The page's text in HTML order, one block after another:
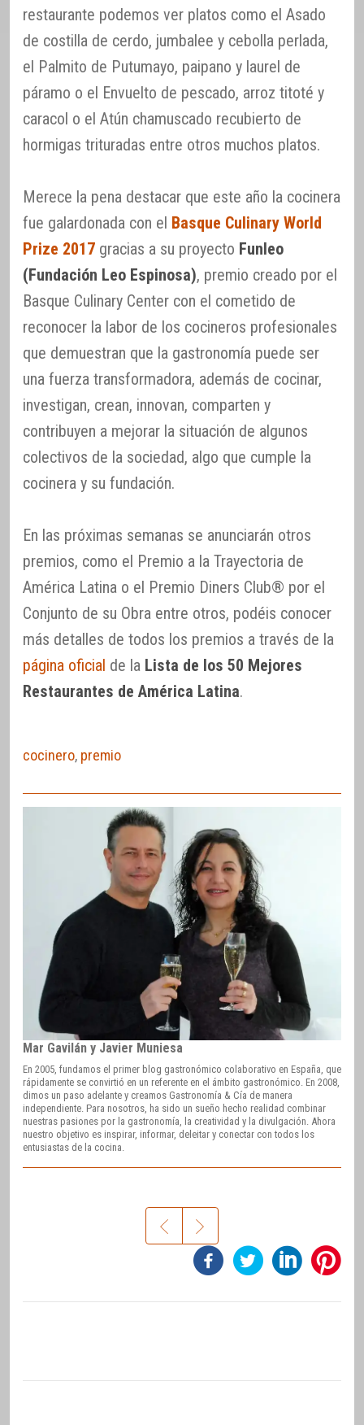
restaurante podemos ver platos como el Asado
de costilla de cerdo, jumbalee y cebolla perlada,
el Palmito de Putumayo, paipano y laurel de
páramo o el Envuelto de pescado, arroz titoté y
caracol o el Atún chamuscado recubierto de
hormigas trituradas entre otros muchos platos.
Merece la pena destacar que este año la cocinera
fue galardonada con el Basque Culinary World
Prize 2017 gracias a su proyecto Funleo
(Fundación Leo Espinosa), premio creado por el
Basque Culinary Center con el cometido de
reconocer la labor de los cocineros profesionales
que demuestran que la gastronomía puede ser
una fuerza transformadora, además de cocinar,
investigan, crean, innovan, comparten y
contribuyen a mejorar la situación de algunos
colectivos de la sociedad, algo que cumple la
cocinera y su fundación.
En las próximas semanas se anunciarán otros
premios, como el Premio a la Trayectoria de
América Latina o el Premio Diners Club® por el
Conjunto de su Obra entre otros, podéis conocer
más detalles de todos los premios a través de la
página oficial de la Lista de los 50 Mejores
Restaurantes de América Latina.
cocinero, premio
Mar Gavilán y Javier Muniesa
En 2005, fundamos el primer blog gastronómico colaborativo en España, que
rápidamente se convirtió en un referente en el ámbito gastronómico. En 2008,
dimos un paso adelante y creamos Gastronomía & Cía de manera
independiente. Para nosotros, ha sido un sueño hecho realidad combinar
nuestras pasiones por la gastronomía, la creatividad y la divulgación. Ahora
nuestro objetivo es inspirar, informar, deleitar y conectar con todos los
entusiastas de la cocina.